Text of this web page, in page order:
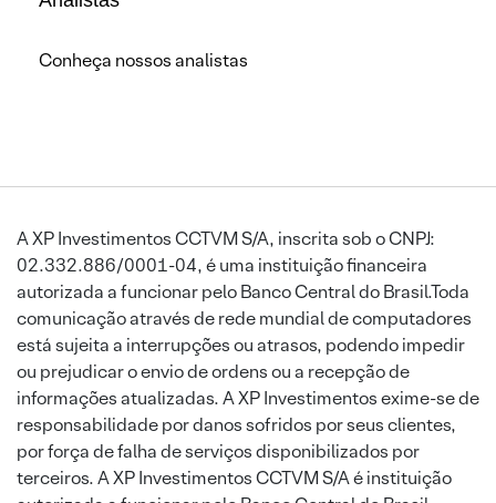
Conheça nossos analistas
A XP Investimentos CCTVM S/A, inscrita sob o CNPJ:
02.332.886/0001-04, é uma instituição financeira
autorizada a funcionar pelo Banco Central do Brasil.Toda
comunicação através de rede mundial de computadores
está sujeita a interrupções ou atrasos, podendo impedir
ou prejudicar o envio de ordens ou a recepção de
informações atualizadas. A XP Investimentos exime-se de
responsabilidade por danos sofridos por seus clientes,
por força de falha de serviços disponibilizados por
terceiros. A XP Investimentos CCTVM S/A é instituição